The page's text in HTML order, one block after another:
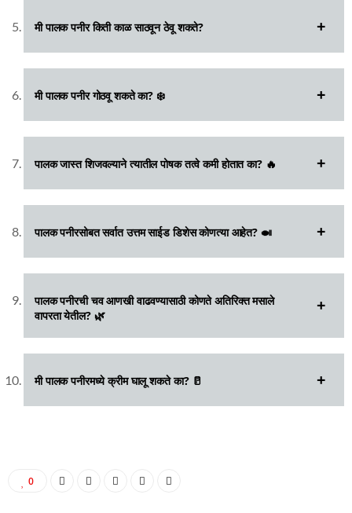
मी पालक पनीर किती काळ साठवून ठेवू शकते?
मी पालक पनीर गोठवू शकते का? ❄️
पालक जास्त शिजवल्याने त्यातील पोषक तत्वे कमी होतात का? 🔥
पालक पनीरसोबत सर्वात उत्तम साईड डिशेस कोणत्या आहेत? 🍛
पालक पनीरची चव आणखी वाढवण्यासाठी कोणते अतिरिक्त मसाले
वापरता येतील? 🌿
मी पालक पनीरमध्ये क्रीम घालू शकते का? 🥛
0